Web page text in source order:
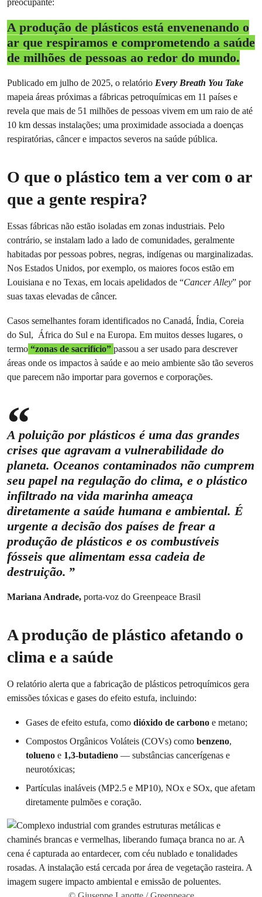
A produção de plásticos está envenenando o
ar que respiramos e comprometendo a saúde
de milhões de pessoas ao redor do mundo.
Publicado em julho de 2025, o relatório Every Breath You Take
mapeia áreas próximas a fábricas petroquímicas em 11 países e
revela que mais de 51 milhões de pessoas vivem em um raio de até
10 km dessas instalações; uma proximidade associada a doenças
respiratórias, câncer e impactos severos na saúde pública.
O que o plástico tem a ver com o ar
que a gente respira?
Essas fábricas não estão isoladas em zonas industriais. Pelo
contrário, se instalam lado a lado de comunidades, geralmente
habitadas por pessoas pobres, negras, indígenas ou marginalizadas.
Nos Estados Unidos, por exemplo, os maiores focos estão em
Louisiana e no Texas, em locais apelidados de “Cancer Alley” por
suas taxas elevadas de câncer.
Casos semelhantes foram identificados no Canadá, Índia, Coreia
do Sul, África do Sul e na Europa. Em muitos desses lugares, o
termo “zonas de sacrifício” passou a ser usado para descrever
áreas onde os impactos à saúde e ao meio ambiente são tão severos
que parecem não importar para governos e corporações.
A poluição por plásticos é uma das grandes
crises que agravam a vulnerabilidade do
planeta. Oceanos contaminados não cumprem
seu papel na regulação do clima, e o plástico
infiltrado na vida marinha ameaça
diretamente a saúde humana e ambiental. É
urgente a decisão dos países de frear a
produção de plásticos e os combustíveis
fósseis que alimentam essa cadeia de
destruição.
Mariana Andrade, porta-voz do Greenpeace Brasil
A produção de plástico afetando o
clima e a saúde
O relatório alerta que a fabricação de plásticos petroquímicos gera
emissões tóxicas e gases do efeito estufa, incluindo:
Gases de efeito estufa, como dióxido de carbono e metano;
Compostos Orgânicos Voláteis (COVs) como benzeno,
tolueno e 1,3-butadieno — substâncias cancerígenas e
neurotóxicas;
Partículas inaláveis (MP2.5 e MP10), NOx e SOx, que afetam
diretamente pulmões e coração.